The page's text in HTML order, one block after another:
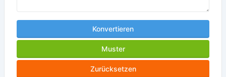
Konvertieren
Muster
Zurücksetzen